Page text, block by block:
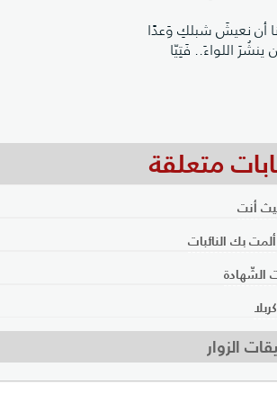
أن نعيشَ شبلكِ وَعدًا
ينشُرَ اللواءَ.. فَتِيّا
متعلقة
أنت
ألمت بك النائبات
الشّهادة
الزوار